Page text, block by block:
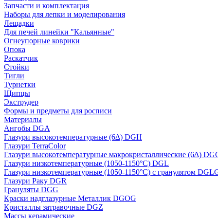
Запчасти и комплектация
Наборы для лепки и моделирования
Лещадки
Для печей линейки "Кальянные"
Огнеупорные коврики
Опока
Раскатчик
Стойки
Тигли
Турнетки
Щипцы
Экструдер
Формы и предметы для росписи
Материалы
Ангобы DGA
Глазури высокотемпературные (6∆) DGH
Глазури TerraColor
Глазури высокотемпературные макрокристаллические (6∆)
Глазури низкотемпературные (1050-1150°С) DGL
Глазури низкотемпературные (1050-1150°С) с гранулятом
Глазури Раку DGR
Грануляты DGG
Краски надглазурные Металлик DGOG
Кристаллы затравочные DGZ
Массы керамические